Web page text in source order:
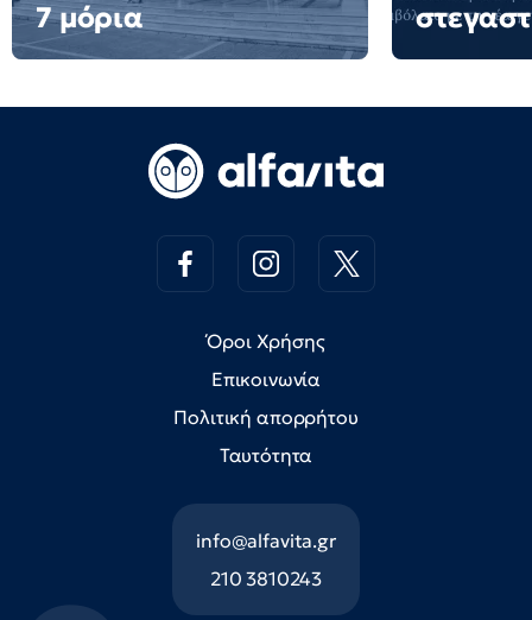
7 μόρια
Όροι Χρήσης
Επικοινωνία
Πολιτική απορρήτου
Ταυτότητα
info@alfavita.gr
210 3810243